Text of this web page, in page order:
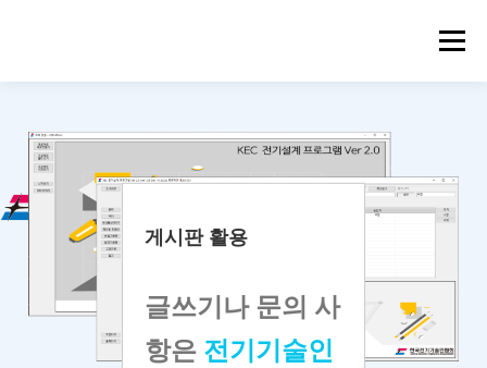
메뉴
게시판 활용
글쓰기나 문의 사
항은 전기기술인